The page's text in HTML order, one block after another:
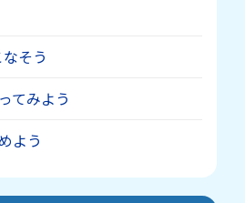
そう
てみよう
よう